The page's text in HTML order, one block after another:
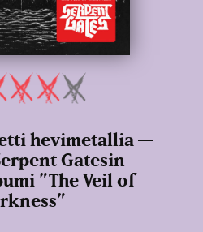
hevimetallia —
Gatesin
”The Veil of